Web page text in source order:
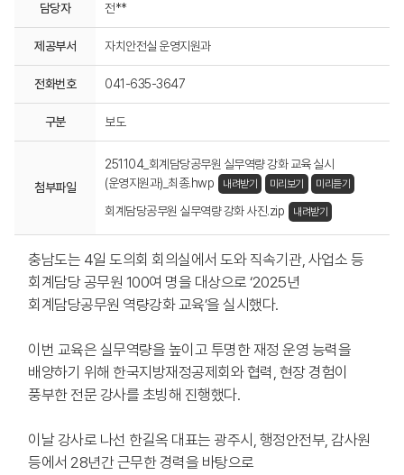
담당자 전**
제공부서 자치안전실 운영지원과
전화번호 041-635-3647
구분 보도
첨부파일
251104_회계담당공무원 실무역량 강화 교육 실시
(운영지원과)_최종.hwp
내려받기 미리보기 미리듣기
회계담당공무원 실무역량 강화 사진.zip 내려받기
충남도는 4일 도의회 회의실에서 도와 직속기관, 사업소 등
회계담당 공무원 100여 명을 대상으로 ‘2025년
회계담당공무원 역량강화 교육’을 실시했다.
이번 교육은 실무역량을 높이고 투명한 재정 운영 능력을
배양하기 위해 한국지방재정공제회와 협력, 현장 경험이
풍부한 전문 강사를 초빙해 진행했다.
이날 강사로 나선 한길옥 대표는 광주시, 행정안전부, 감사원
등에서 28년간 근무한 경력을 바탕으로